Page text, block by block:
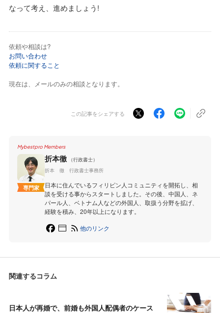
なって考え、進めましょう!
依頼や相談は?
お問い合わせ
依頼に関すること
現在は、メールのみの相談となります。
この記事をシェアする
Mybestpro Members
専門家
折本徹
（行政書士）
折本 徹 行政書士事務所
日本に住んでいるフィリピン人コミュニティを開拓し、相
談を受ける事からスタートしました。その後、中国人、ネ
パール人、ベトナム人などの外国人、取扱う分野を拡げ、
経験を積み、20年以上になります。
他のリンク
関連するコラム
日本人が再婚で、前婚も外国人配偶者のケース